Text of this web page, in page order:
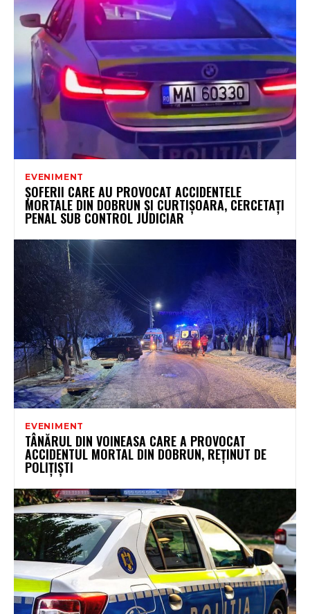
EVENIMENT
ȘOFERII CARE AU PROVOCAT ACCIDENTELE
MORTALE DIN DOBRUN ȘI CURTIȘOARA, CERCETAȚI
PENAL SUB CONTROL JUDICIAR
EVENIMENT
TÂNĂRUL DIN VOINEASA CARE A PROVOCAT
ACCIDENTUL MORTAL DIN DOBRUN, REȚINUT DE
POLIȚIȘTI